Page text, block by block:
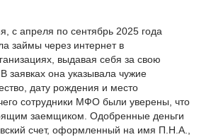
с апреля по сентябрь 2025 года
займы через интернет в
выдавая себя за свою
она указывала чужие
дату рождения и место
сотрудники МФО были уверены, что
заемщиком. Одобренные деньги
счет, оформленный на имя П.Н.А.,